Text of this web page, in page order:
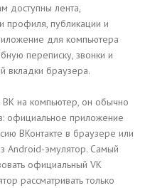
доступны лента,
профиля, публикации и
для компьютера
переписку, звонки и
вкладки браузера.
ВК на компьютер, он обычно
официальное приложение
ВКонтакте в браузере или
Android-эмулятор. Самый
официальный VK
рассматривать только